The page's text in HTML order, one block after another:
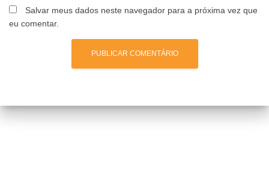
Salvar meus dados neste navegador para a próxima vez que
eu comentar.